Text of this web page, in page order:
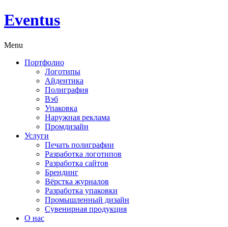
Eventus
Menu
Портфолио
Логотипы
Айдентика
Полиграфия
Вэб
Упаковка
Наружная реклама
Промдизайн
Услуги
Печать полиграфии
Разработка логотипов
Разработка сайтов
Брендинг
Вёрстка журналов
Разработка упаковки
Промышленный дизайн
Сувенирная продукция
О нас